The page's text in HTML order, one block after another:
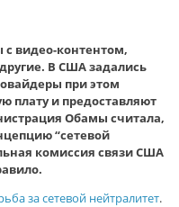
видео-контентом,
В США задались
при этом
плату и предоставляют
Обамы считала,
“сетевой
комиссия связи США
за сетевой нейтралитет.